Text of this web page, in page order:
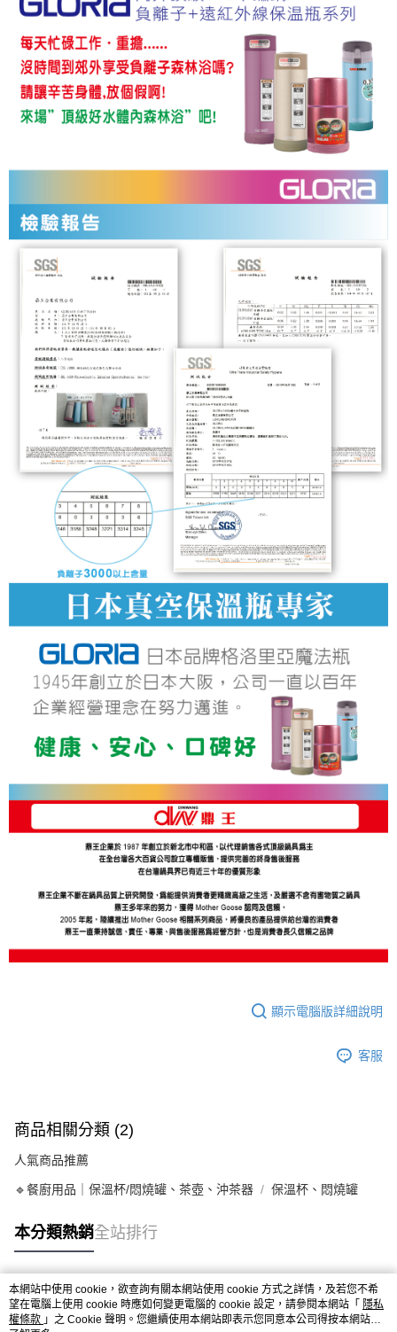
顯示電腦版詳細說明
客服
商品相關分類 (2)
人氣商品推薦
🔹餐廚用品｜保溫杯/悶燒罐、茶壺、沖茶器 保溫杯、悶燒罐
本分類熱銷全站排行
熱門標籤
本網站中使用 cookie，欲查詢有關本網站使用 cookie 方式之詳情，及若您不希
望在電腦上使用 cookie 時應如何變更電腦的 cookie 設定，請參閱本網站「 隱私
權條款 」之 Cookie 聲明。您繼續使用本網站即表示您同意本公司得按本網站使